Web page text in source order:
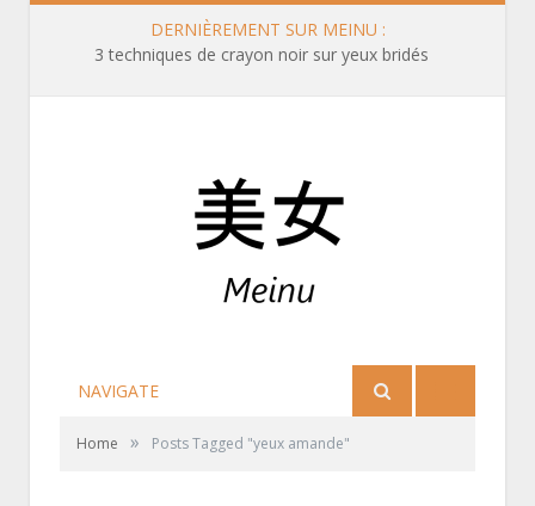
DERNIÈREMENT SUR MEINU :
3 techniques de crayon noir sur yeux bridés
NAVIGATE
Home » Posts Tagged "yeux amande"